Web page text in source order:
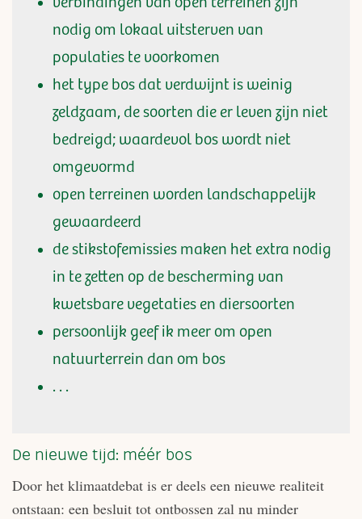
nodig om lokaal uitsterven van
populaties te voorkomen
het type bos dat verdwijnt is weinig
zeldzaam, de soorten die er leven zijn niet
bedreigd; waardevol bos wordt niet
omgevormd
open terreinen worden landschappelijk
gewaardeerd
de stikstofemissies maken het extra nodig
in te zetten op de bescherming van
kwetsbare vegetaties en diersoorten
persoonlijk geef ik meer om open
natuurterrein dan om bos
. . .
De nieuwe tijd: méér bos
Door het klimaatdebat is er deels een nieuwe realiteit
ontstaan: een besluit tot ontbossen zal nu minder